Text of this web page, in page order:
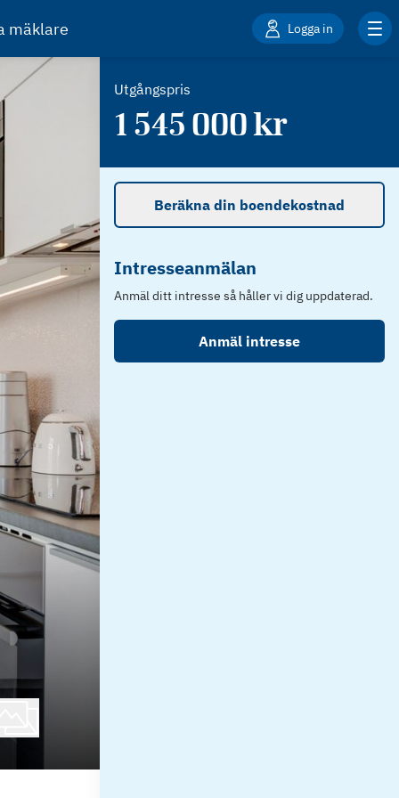
mäklare Logga in
Utgångspris
1 545 000kr
Beräkna din boendekostnad
Intresseanmälan
Anmäl ditt intresse så håller vi dig uppdaterad.
Anmäl intresse